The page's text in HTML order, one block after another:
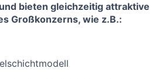
bieten gleichzeitig attraktive
Großkonzerns, wie z.B.: